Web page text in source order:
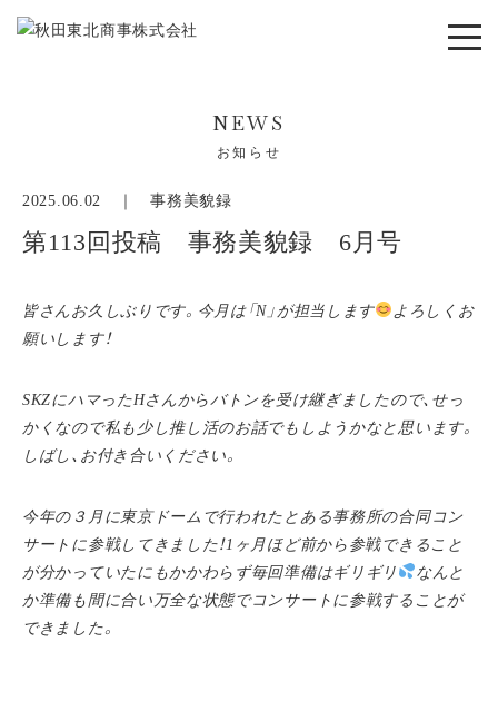
NEWS
お知らせ
2025.06.02 ｜事務美貌録
第113回投稿 事務美貌録 6月号
皆さんお久しぶりです。今月は「N」が担当します
よろしくお
願いします！
SKZにハマったHさんからバトンを受け継ぎましたので、せっ
かくなので私も少し推し活のお話でもしようかなと思います。
しばし、お付き合いください。
今年の３月に東京ドームで行われたとある事務所の合同コン
サートに参戦してきました！1ヶ月ほど前から参戦できること
が分かっていたにもかかわらず毎回準備はギリギリ
なんと
か準備も間に合い万全な状態でコンサートに参戦することが
できました。